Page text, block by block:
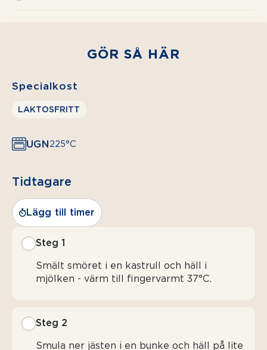
GÖR SÅ HÄR
Specialkost
LAKTOSFRITT
UGN225°C
Tidtagare
Lägg till timer
Steg 1
Smält smöret i en kastrull och häll i
mjölken - värm till fingervarmt 37°C.
Steg 2
Smula ner jästen i en bunke och häll på lite